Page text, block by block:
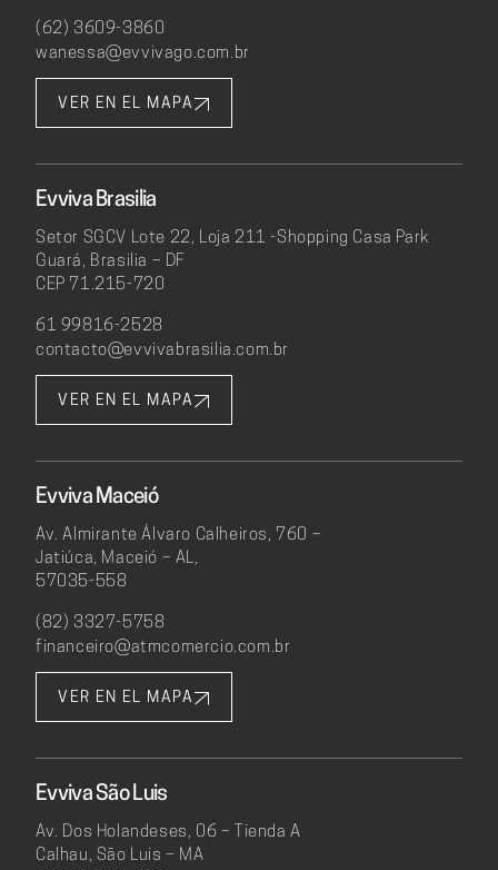
(62) 3609-3860
wanessa@evvivago.com.br
VER EN EL MAPA
Evviva Brasilia
Setor SGCV Lote 22, Loja 211 -Shopping Casa Park
Guará, Brasilia – DF
CEP 71.215-720
61 99816-2528
contacto@evvivabrasilia.com.br
VER EN EL MAPA
Evviva Maceió
Av. Almirante Álvaro Calheiros, 760 –
Jatiúca, Maceió – AL,
57035-558
(82) 3327-5758
financeiro@atmcomercio.com.br
VER EN EL MAPA
Evviva São Luis
Av. Dos Holandeses, 06 – Tienda A
Calhau, São Luis – MA